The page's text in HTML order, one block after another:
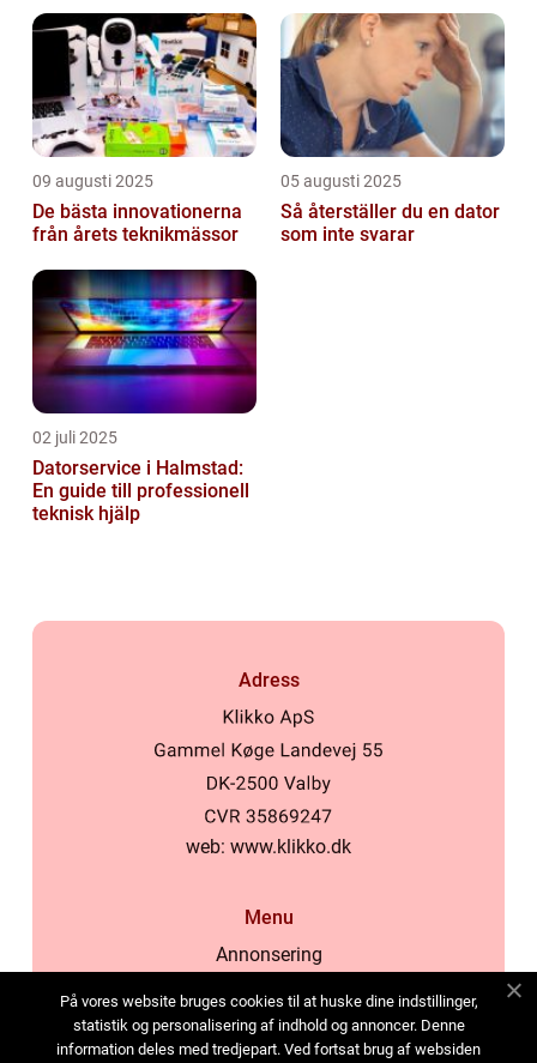
09 augusti 2025
De bästa innovationerna
från årets teknikmässor
05 augusti 2025
Så återställer du en dator
som inte svarar
02 juli 2025
Datorservice i Halmstad:
En guide till professionell
teknisk hjälp
Adress
web: www.klikko.dk
Menu
Annonsering
Cookies
Kontakta oss
På vores website bruges cookies til at huske dine indstillinger,
statistik og personalisering af indhold og annoncer. Denne
information deles med tredjepart. Ved fortsat brug af websiden